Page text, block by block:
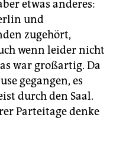
etwas anderes:
und
zugehört,
wenn leider nicht
war großartig. Da
gegangen, es
durch den Saal.
Parteitage denke